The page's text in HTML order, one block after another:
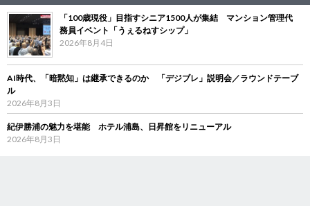
「100歳現役」目指すシニア1500人が集結 マンション管理代
務員イベント「うぇるねすシップ」
2026年8月4日
AI時代、「暗黙知」は継承できるのか 「デジブレ」説明会／ラウンドテーブ
ル
2026年8月3日
紀伊勝浦の魅力を堪能 ホテル浦島、日昇館をリニューアル
2026年8月3日